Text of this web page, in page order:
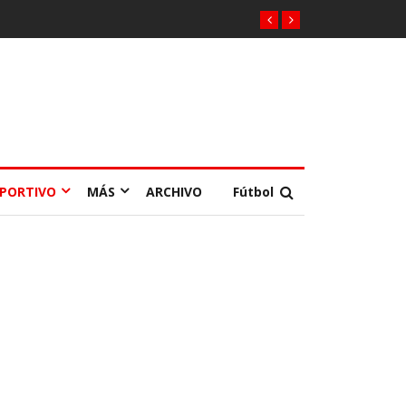
MÁS ARCHIVO Fútbol